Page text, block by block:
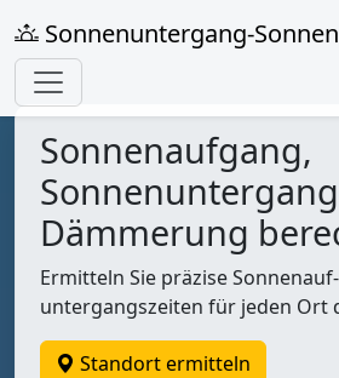
Sonnenuntergang-
Sonnenaufgang,
Dämmerung
Ermitteln Sie präzise
untergangszeiten für jeden Ort
Standort ermitteln